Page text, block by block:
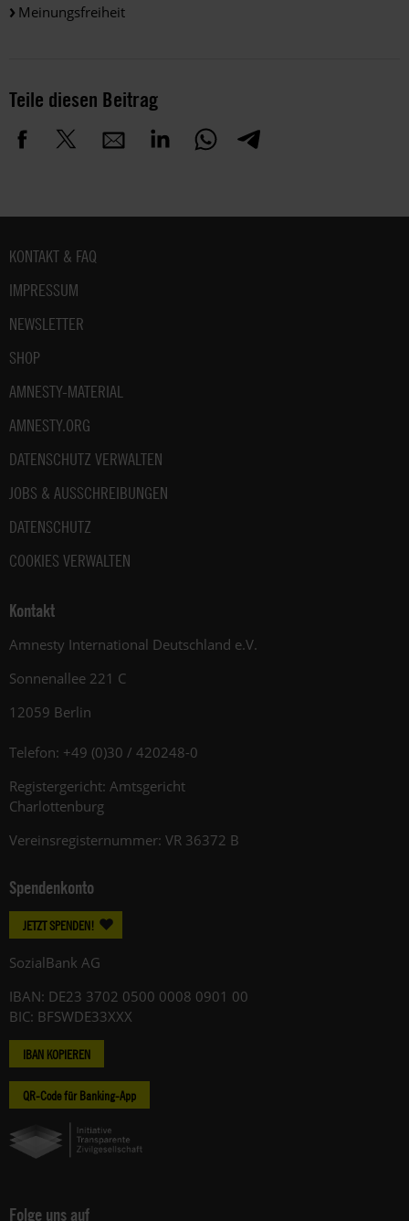
Meinungsfreiheit
Teile diesen Beitrag
Fußbereich
KONTAKT & FAQ
IMPRESSUM
NEWSLETTER
SHOP
AMNESTY-MATERIAL
AMNESTY.ORG
DATENSCHUTZ VERWALTEN
JOBS & AUSSCHREIBUNGEN
DATENSCHUTZ
COOKIES VERWALTEN
Kontakt
Amnesty International Deutschland e.V.
Sonnenallee 221 C
12059 Berlin
Telefon: +49 (0)30 / 420248-0
Registergericht: Amtsgericht
Charlottenburg
Vereinsregisternummer: VR 36372 B
Spendenkonto
JETZT SPENDEN!
SozialBank AG
IBAN: DE23 3702 0500 0008 0901 00
BIC: BFSWDE33XXX
IBAN KOPIEREN
QR-Code für Banking-App
Folge uns auf